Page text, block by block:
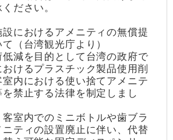
ださい。
におけるアメニティの無償提
（台湾観光庁より）
減を目的として台湾の政府で
けるプラスチック製品使用削
内における使い捨てアメニテ
禁止する法律を制定しまし
室内でのミニボトルや歯ブラ
ニティの設置廃止に伴い、代替